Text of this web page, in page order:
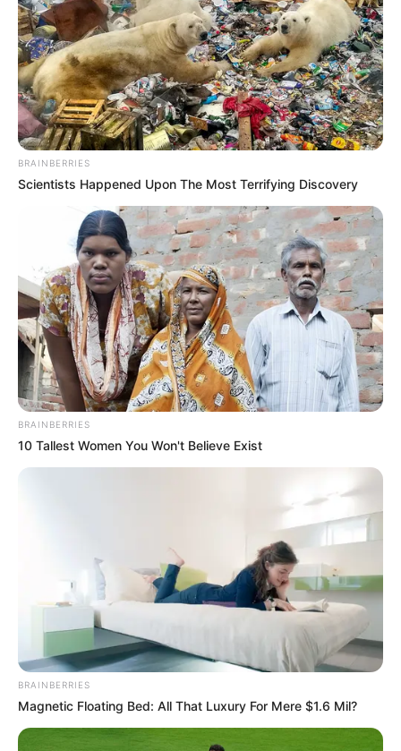
Los abogados de “Con Toda Propiedad” invitan a las
administraciones y a los residentes a encontrar un
equilibrio entre laseguridad y la armonía visualde los
edificios, recordando que la normatividad no puede estar
por encima del derecho a la vida ni del bienestar de las
familias y sus animales de compañía.
ALERTA BOGOTÁ EN GOOGLE NEWS
TEMAS RELACIONADOS
CONJUNTO RESIDENCIAL APARTAMENTO
MANTÉNGASE EN ALERTA
Tenemos todas las noticias que le
TEMAS DESTACADOS
RECIBO DEL AGUA
LOCALIDAD DE USAQUÉN
CUNDINAMARCA
CORTES DE LUZ
LOCALIDAD DE ENGATIVÁ
REGIOTRAM DE OCCIDENTE
LOCALIDAD DE SUBA
BRAINBERRIES
Scientists Happened Upon The Most Terrifying Discovery
BRAINBERRIES
10 Tallest Women You Won't Believe Exist
BRAINBERRIES
Magnetic Floating Bed: All That Luxury For Mere $1.6 Mil?